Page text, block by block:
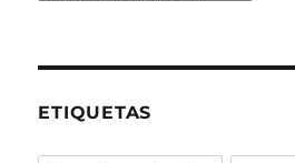
ETIQUETAS